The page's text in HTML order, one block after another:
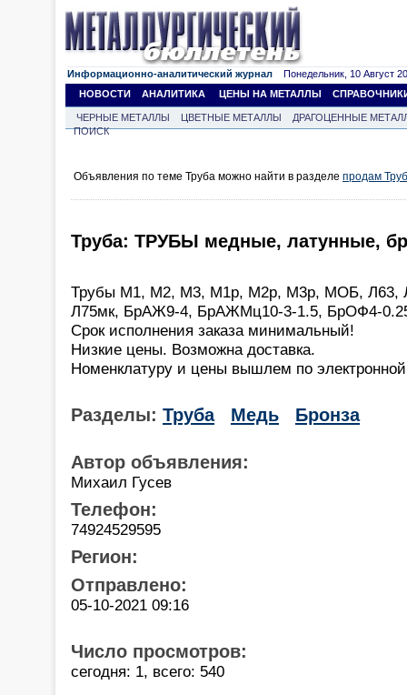
Информационно-аналитический журнал Понедельник, 10 Август
НОВОСТИ
АНАЛИТИКА ЦЕНЫ НА МЕТАЛЛЫ
ЧЕРНЫЕ МЕТАЛЛЫ ЦВЕТНЫЕ МЕТАЛЛЫ
ДРАГОЦЕННЫЕ
ПОИСК
Объявления по теме Труба можно найти в разделе продам
Труба: ТРУБЫ медные, латунные,
Трубы М1, М2, М3, М1р, М2р, М3р, МОБ, Л63,
Л75мк, БрАЖ9-4, БрАЖМц10-3-1.5, БрОФ4-
Срок исполнения заказа минимальный!
Низкие цены. Возможна доставка.
Номенклатуру и цены вышлем по
Разделы: Труба Медь Бронза
Автор объявления:
Михаил Гусев
Телефон:
74924529595
Регион:
Отправлено:
05-10-2021 09:16
Число просмотров:
сегодня: 1, всего: 540